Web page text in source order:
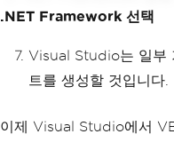
.NET Framework 선택
Visual Studio는 일부
트를 생성할 것입니다.
이제 Visual Studio에서